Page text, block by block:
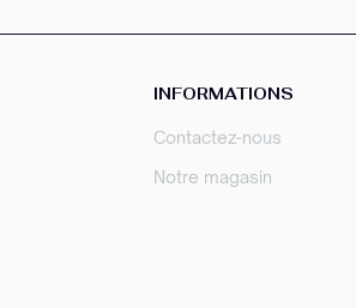
INFORMATIONS
Contactez-nous
Notre magasin